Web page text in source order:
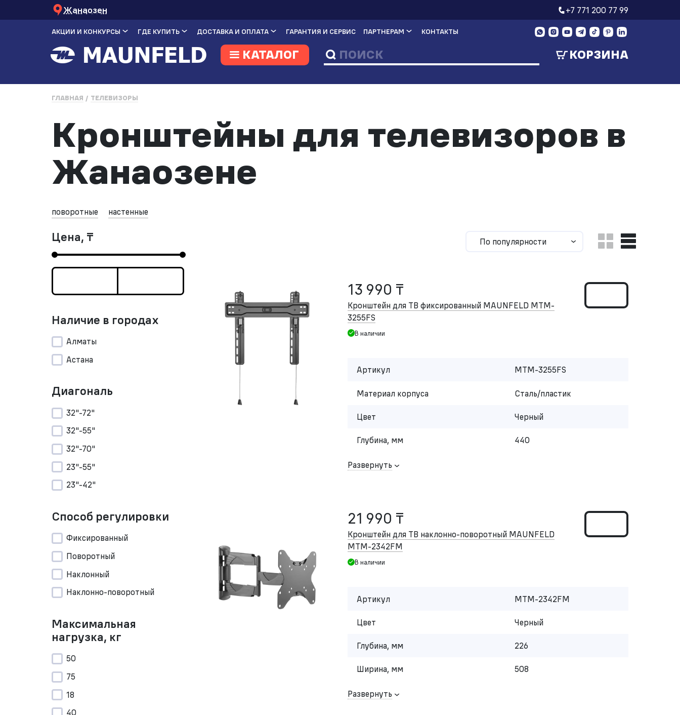
Жанаозен +7 771 200 77 99
АКЦИИ И КОНКУРСЫ ГДЕ КУПИТЬ ДОСТАВКА И ОПЛАТА ГАРАНТИЯ И СЕРВИС ПАРТНЕРАМ КОНТАКТЫ
КАТАЛОГ КОРЗИНА
ГЛАВНАЯ ТЕЛЕВИЗОРЫ
Кронштейны для телевизоров в
Жанаозене
поворотные настенные
Цена, ₸
Наличие в городах
Алматы
Астана
Диагональ
32"-72"
32"-55"
32"-70"
23"-55"
23"-42"
Способ регулировки
Фиксированный
Поворотный
Наклонный
Наклонно-поворотный
Максимальная
нагрузка, кг
50
75
18
40
По популярности
13 990 ₸
Кронштейн для ТВ фиксированный MAUNFELD MTM-
3255FS
В наличии
Артикул MTM-3255FS
Материал корпуса Сталь/пластик
Цвет Черный
Глубина, мм 440
Развернуть
21 990 ₸
Кронштейн для ТВ наклонно-поворотный MAUNFELD
MTM-2342FM
В наличии
Артикул MTM-2342FM
Цвет Черный
Глубина, мм 226
Ширина, мм 508
Развернуть